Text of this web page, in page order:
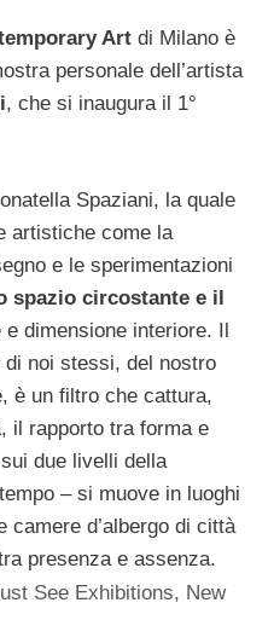
Art di Milano è
personale dell’artista
, che si inaugura il 1°
Spaziani, la quale
artistiche come la
e le sperimentazioni
spazio circostante e il
dimensione interiore. Il
noi stessi, del nostro
è un filtro che cattura,
il rapporto tra forma e
due livelli della
– si muove in luoghi
camere d’albergo di città
presenza e assenza.
See Exhibitions, New